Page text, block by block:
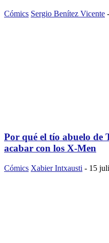
Cómics Sergio Benítez Vicente -
Por qué el tío abuelo de
acabar con los X-Men
Cómics Xabier Intxausti - 15